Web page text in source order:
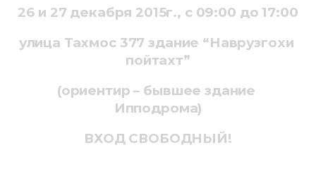
26 и 27 декабря 2015г., с 09:00 до 17:00
улица Тахмос 377 здание “Наврузгохи
пойтахт”
(ориентир – бывшее здание
Ипподрома)
ВХОД СВОБОДНЫЙ!